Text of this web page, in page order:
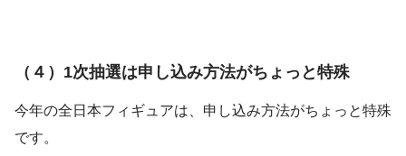
（４）1次抽選は申し込み方法がちょっと特殊
今年の全日本フィギュアは、申し込み方法がちょっと特殊
です。